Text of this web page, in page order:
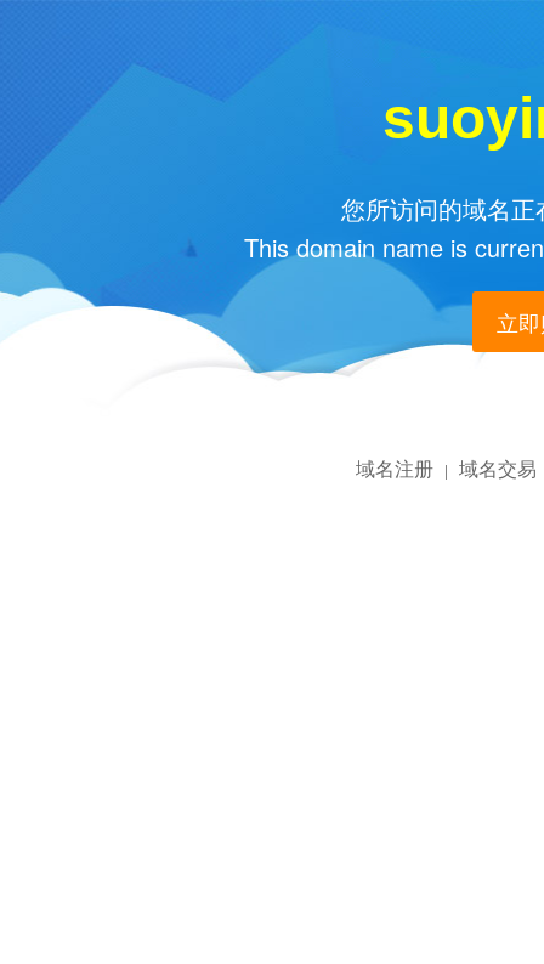
您所访问的域名
This domain name is
立
域名注册 | 域名交易